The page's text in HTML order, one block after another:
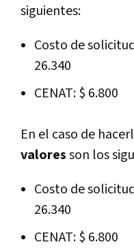
siguientes:
Costo de
26.340
CENAT: $ 6.800
En el caso de
valoresson los
Costo de
26.340
CENAT: $ 6.800